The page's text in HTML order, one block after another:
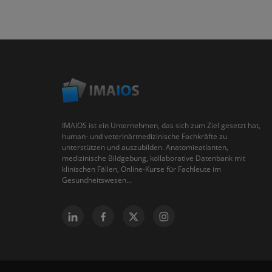
IMAIOS ist ein Unternehmen, das sich zum Ziel gesetzt hat,
human- und veterinärmedizinische Fachkräfte zu
unterstützen und auszubilden. Anatomieatlanten,
medizinische Bildgebung, kollaborative Datenbank mit
klinischen Fällen, Online-Kurse für Fachleute im
Gesundheitswesen...